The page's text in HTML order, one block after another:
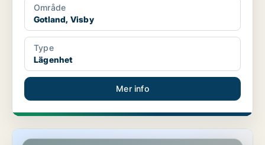
Område
Gotland, Visby
Type
Lägenhet
Mer info
Lägenhet i Gotland, Visby